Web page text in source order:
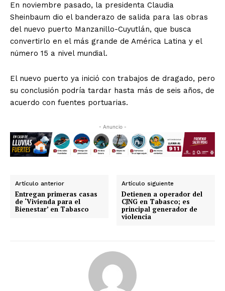
En noviembre pasado, la presidenta Claudia
Sheinbaum dio el banderazo de salida para las obras
del nuevo puerto Manzanillo-Cuyutlán, que busca
convertirlo en el más grande de América Latina y el
número 15 a nivel mundial.
El nuevo puerto ya inició con trabajos de dragado, pero
su conclusión podría tardar hasta más de seis años, de
acuerdo con fuentes portuarias.
- Anuncio -
Artículo anterior
Entregan primeras casas
de ‘Vivienda para el
Bienestar’ en Tabasco
Artículo siguiente
Detienen a operador del
CJNG en Tabasco; es
principal generador de
violencia